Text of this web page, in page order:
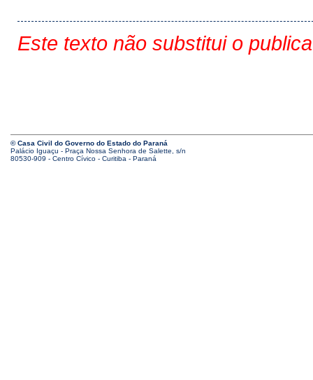
Este texto não substitui o
© Casa Civil do Governo do Estado do Paraná
Palácio Iguaçu - Praça Nossa Senhora de Salette, s/n
80530-909 - Centro Cívico - Curitiba - Paraná